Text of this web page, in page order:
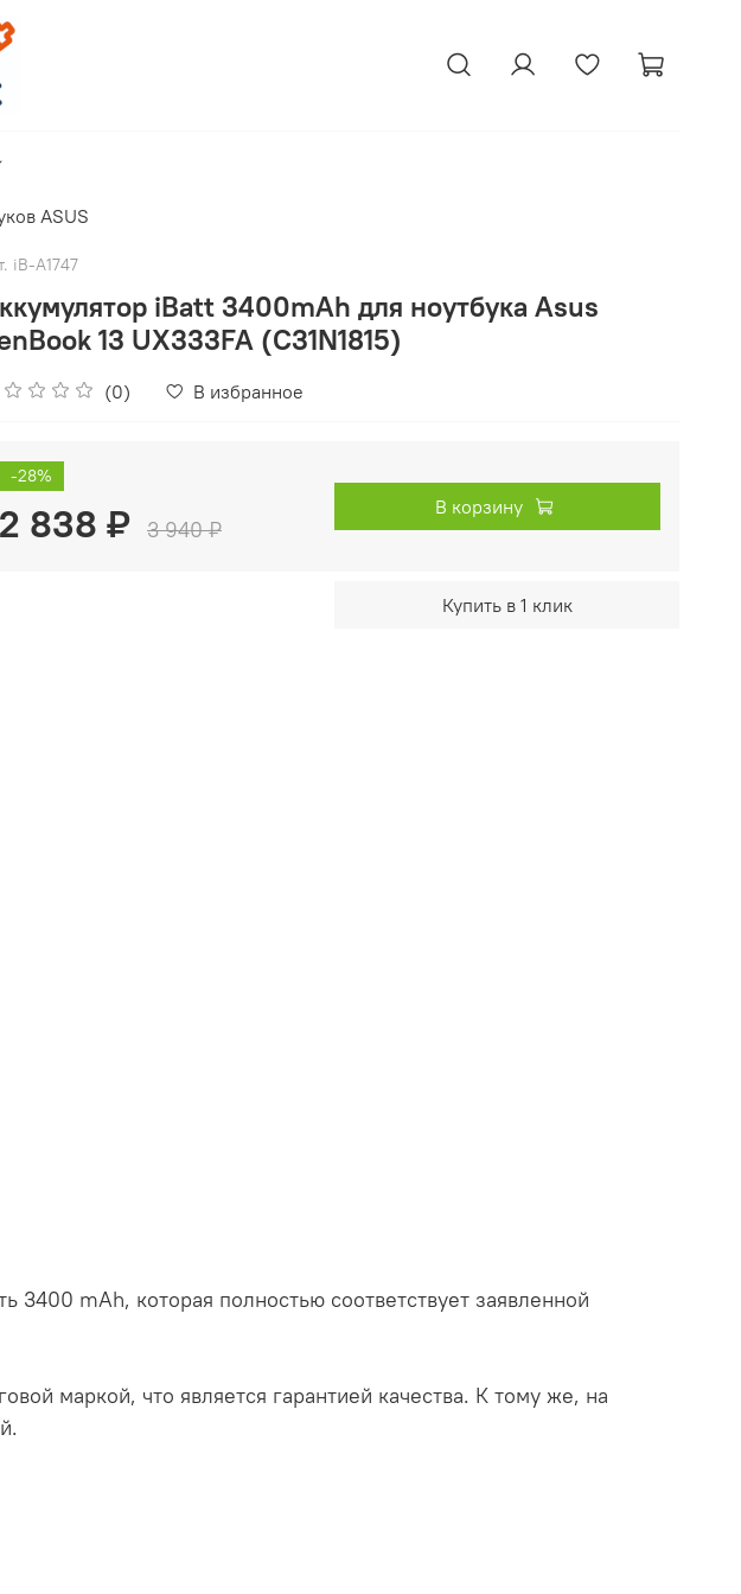
ASUS
iB-A1747
iBatt 3400mAh для ноутбука Asus
13 UX333FA (C31N1815)
(0) В избранное
-28%
2 838 ₽ 3 940 ₽
В корзину
Купить в 1 клик
mAh, которая полностью соответствует заявленной
маркой, что является гарантией качества. К тому же, на